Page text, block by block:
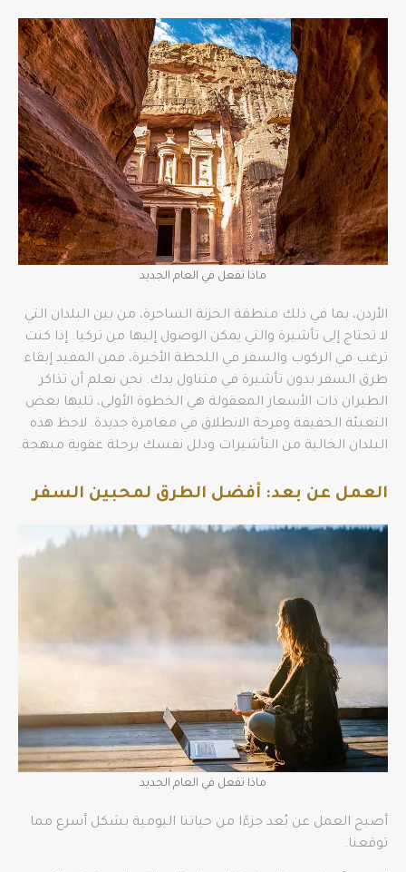
ماذا تفعل في العام الجديد
الأردن، بما في ذلك منطقة الخزنة الساحرة، من بين البلدان التي
لا تحتاج إلى تأشيرة والتي يمكن الوصول إليها من تركيا. إذا كنت
ترغب في الركوب والسفر في اللحظة الأخيرة، فمن المفيد إبقاء
طرق السفر بدون تأشيرة في متناول يدك. نحن نعلم أن تذاكر
الطيران ذات الأسعار المعقولة هي الخطوة الأولى، تليها بعض
التعبئة الخفيفة وفرحة الانطلاق في مغامرة جديدة. لاحظ هذه
البلدان الخالية من التأشيرات ودلل نفسك برحلة عفوية مبهجة.
العمل عن بعد: أفضل الطرق لمحبين السفر
ماذا تفعل في العام الجديد
أصبح العمل عن بُعد جزءًا من حياتنا اليومية بشكل أسرع مما
توقعنا.